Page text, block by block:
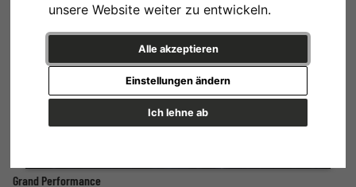
unsere Website weiter zu entwickeln.
Alle akzeptieren
Ich lehne ab
Einstellungen ändern
Grand Performance